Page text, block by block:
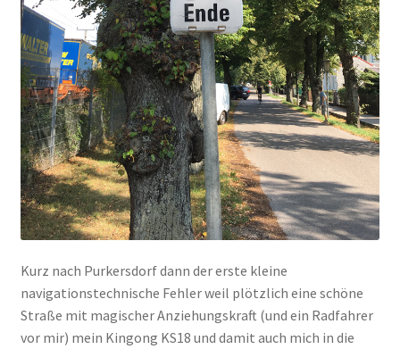
Kurz nach Purkersdorf dann der erste kleine
navigationstechnische Fehler weil plötzlich eine schöne
Straße mit magischer Anziehungskraft (und ein Radfahrer
vor mir) mein Kingong KS18 und damit auch mich in die